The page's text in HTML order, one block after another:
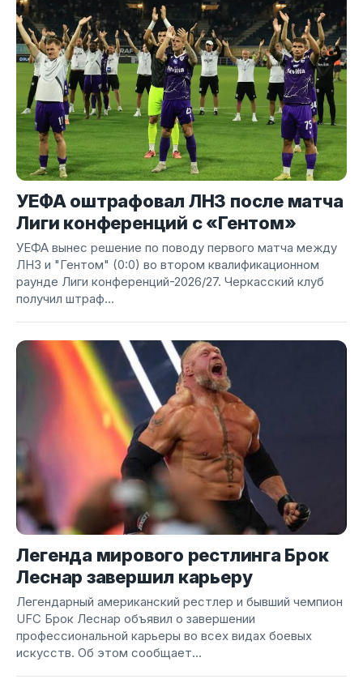
УЕФА оштрафовал ЛНЗ после матча
Лиги конференций с «Гентом»
УЕФА вынес решение по поводу первого матча между
ЛНЗ и "Гентом" (0:0) во втором квалификационном
раунде Лиги конференций-2026/27. Черкасский клуб
получил штраф...
Легенда мирового рестлинга Брок
Леснар завершил карьеру
Легендарный американский рестлер и бывший чемпион
UFC Брок Леснар объявил о завершении
профессиональной карьеры во всех видах боевых
искусств. Об этом сообщает...